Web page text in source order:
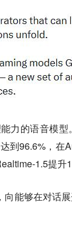
力的语音模
到96.6%，在
提升
能够在对话